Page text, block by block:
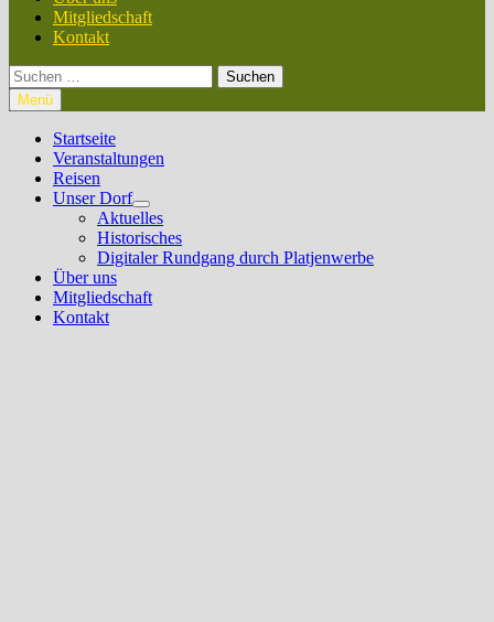
Mitgliedschaft
Kontakt
Suchen
nach:
Menü
Startseite
Veranstaltungen
Reisen
Unser Dorf
Untermenü
anzeigen
Aktuelles
Historisches
Digitaler Rundgang durch Platjenwerbe
Über uns
Mitgliedschaft
Kontakt